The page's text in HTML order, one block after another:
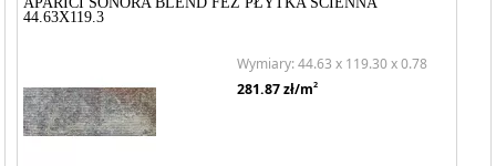
44.63X119.3
Wymiary: 44.63 x 119.30 x 0.78
281.87zł/m2